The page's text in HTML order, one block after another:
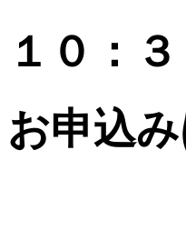
１０：
お申込